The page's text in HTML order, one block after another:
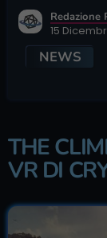
Redazione
15
NEWS
THE
VR DI